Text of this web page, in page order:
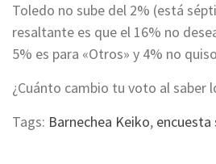
Toledo no sube del 2% (está
resaltante es que el 16% no
5% es para «Otros» y 4% no
¿Cuánto cambio tu voto al saber
Tags: Barnechea Keiko, encuesta